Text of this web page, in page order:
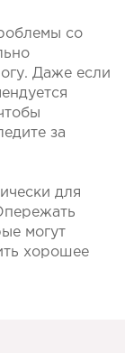
со
Даже если
за
для
могут
хорошее